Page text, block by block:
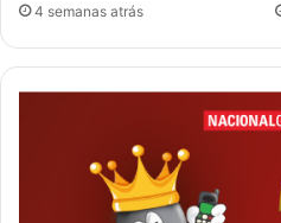
4 semanas atrás